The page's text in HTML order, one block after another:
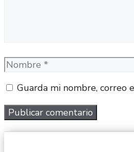
Nombre
Guarda mi nombre, correo